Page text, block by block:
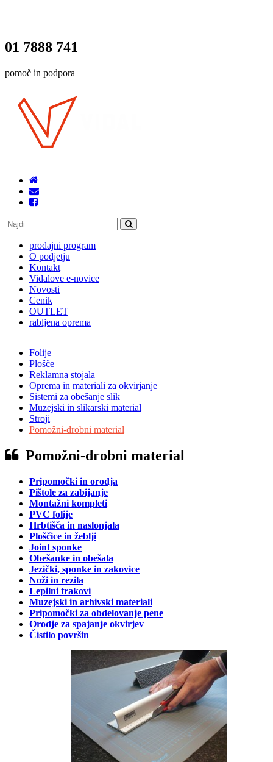
01 7888 741
pomoč in podpora
prodajni program
O podjetju
Kontakt
Vidalove e-novice
Novosti
Cenik
OUTLET
rabljena oprema
Folije
Plošče
Reklamna stojala
Oprema in materiali za okvirjanje
Sistemi za obešanje slik
Muzejski in slikarski material
Stroji
Pomožni-drobni material
Pomožni-drobni material
Pripomočki in orodja
Pištole za zabijanje
Montažni kompleti
PVC folije
Hrbtišča in naslonjala
Ploščice in žeblji
Joint sponke
Obešanke in obešala
Jezički, sponke in zakovice
Noži in rezila
Lepilni trakovi
Muzejski in arhivski materiali
Pripomočki za obdelovanje pene
Orodje za spajanje okvirjev
Čistilo površin